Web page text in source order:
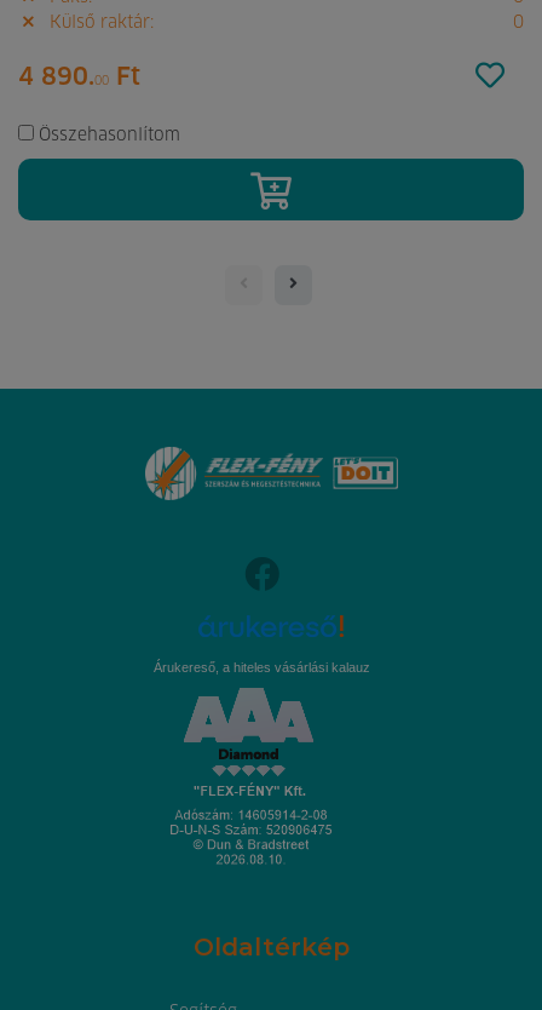
Külső raktár:
0
4 890.00 Ft
Összehasonlítom
Árukereső, a hiteles vásárlási kalauz
Oldaltérkép